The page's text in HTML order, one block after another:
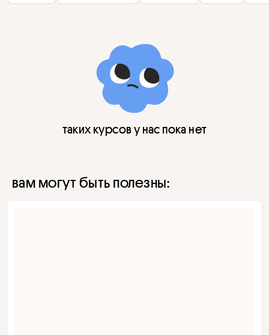
таких курсов у нас пока нет
вам могут быть полезны: